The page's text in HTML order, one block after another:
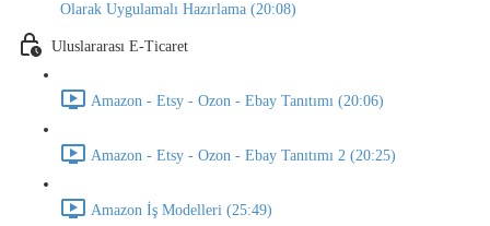
Olarak Uygulamalı Hazırlama (20:08)
Uluslararası E-Ticaret
Amazon - Etsy - Ozon - Ebay Tanıtımı (20:06)
Amazon - Etsy - Ozon - Ebay Tanıtımı 2 (20:25)
Amazon İş Modelleri (25:49)